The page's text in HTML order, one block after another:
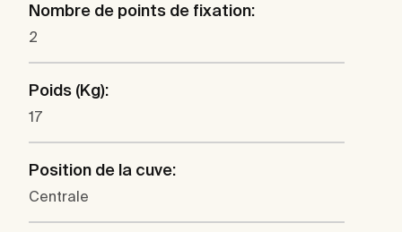
Nombre de points de fixation:
2
Poids (Kg):
17
Position de la cuve:
Centrale